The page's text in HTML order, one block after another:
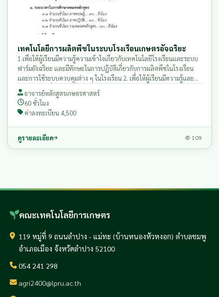
เทคโนโลยีการผลิตพืชในระบบโรงเรือนเกษตรอัจฉริยะ
1.เพื่อให้ผู้เรียนมีความรู้ความเข้าใจเกี่ยวกับเทคโนโลยีโรงเรือนและระบบ
ฟาร์มอัจฉริยะ และมีทักษะในการปฏิบัติเกี่ยวกับการผลิตพืชในโรงเรือน
และการใช้ระบบควบคุมต่าง ๆ ในโรงเรือน 2. เพื่อให้ผู้เรียนมีความรู้และ
ความเข้าใจเกี่ยวกับเครื่องมือการทําการเกษตรในเทคโนโลยีโรงเรือนและ
ระบบฟาร์มอัจฉริยะ ตลอดจนเครื่องมือดิจิทัลที่ช่วยเพิ่มผลผลิตในฟาร์ม
อาจารย์หลักสูตรเกษตรศาสตร์
60 ชั่วโมง
ค่าลงทะเบียน 4,500
ดูรายละเอียด 109
คณะเทคโนโลยีการเกษตร
119 หมู่ที่ 9 ถนนลำปาง - แม่ทะ (บ้านหนองหัวหงอก) ตำบลชมพู
อำเภอเมือง จังหวัดลำปาง 52100
054 241 298
agri2400@lpru.ac.th